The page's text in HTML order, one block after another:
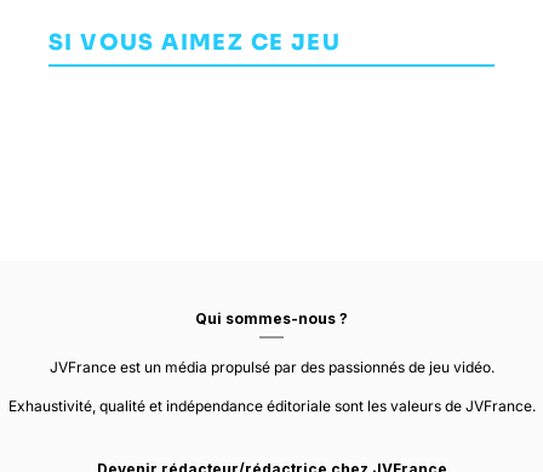
SI VOUS AIMEZ CE JEU
SUPERGIANT
CLOUD IMPERIUM
GAMES
Qui sommes-nous ?
JVFrance est un média propulsé par des passionnés de jeu vidéo.
Exhaustivité, qualité et indépendance éditoriale sont les valeurs de JVFrance.